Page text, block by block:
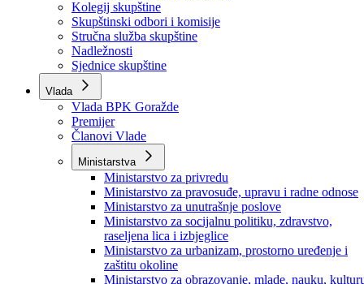
Rukovodstvo
Poslanici po strankama
Poslanici po klubovima naroda
Kolegij skupštine
Skupštinski odbori i komisije
Stručna služba skupštine
Nadležnosti
Sjednice skupštine
Vlada
Vlada BPK Goražde
Premijer
Članovi Vlade
Ministarstva
Ministarstvo za privredu
Ministarstvo za pravosuđe, upravu i radne odnose
Ministarstvo za unutrašnje poslove
Ministarstvo za socijalnu politiku, zdravstvo,
raseljena lica i izbjeglice